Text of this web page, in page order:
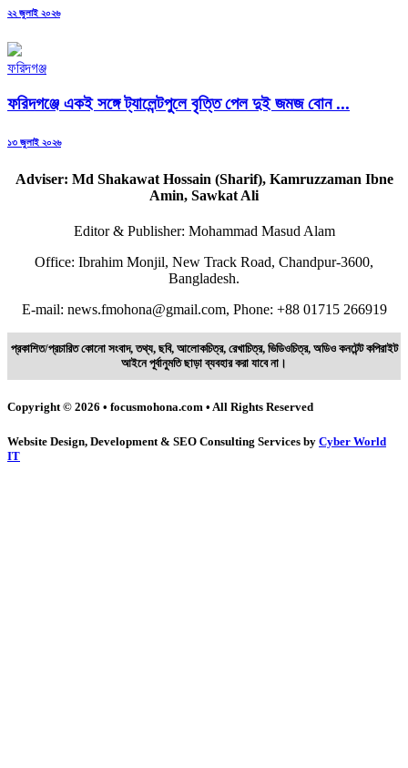
Posted
২২ জুলাই ২০২৬
ফরিদগঞ্জ
ফরিদগঞ্জে একই সঙ্গে ট্যালেন্টপুলে বৃত্তি পেল দুই জমজ বোন ...
Posted
১৩ জুলাই ২০২৬
Adviser: Md Shakawat Hossain (Sharif), Kamruzzaman Ibne
Amin, Sawkat Ali
Editor & Publisher: Mohammad Masud Alam
Office: Ibrahim Monjil, New Track Road, Chandpur-3600,
Bangladesh.
E-mail: news.fmohona@gmail.com, Phone: +88 01715 266919
প্রকাশিত/প্রচারিত কোনো সংবাদ, তথ্য, ছবি, আলোকচিত্র, রেখাচিত্র, ভিডিওচিত্র, অডিও কনটেন্ট কপিরাইট
আইনে পূর্বানুমতি ছাড়া ব্যবহার করা যাবে না।
Copyright © 2026 • focusmohona.com • All Rights Reserved
Website Design, Development & SEO Consulting Services by Cyber World
IT